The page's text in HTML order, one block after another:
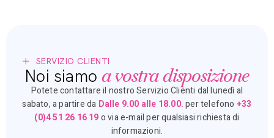
SERVIZIO CLIENTI
Noi siamo a vostra disposizione
Potete contattare il nostro Servizio Clienti dal lunedì al
sabato, a partire da Dalle 9.00 alle 18.00. per telefono +33
(0)4 51 26 16 19o via e-mail per qualsiasi richiesta di
informazioni.